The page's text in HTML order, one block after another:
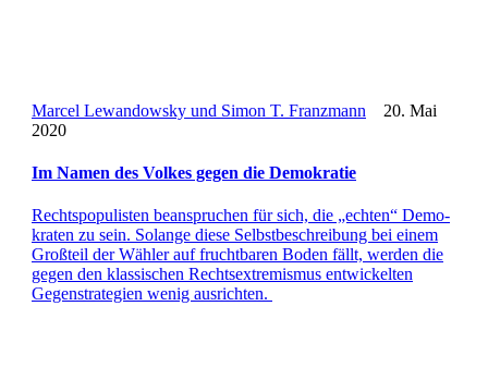
Marcel Lewandowsky und Simon T. Franzmann 20. Mai
2020
Im Namen des Volkes gegen die Demokratie
Rechts­po­pu­lis­ten bean­spru­chen für sich, die „echten“ Demo­
kra­ten zu sein. Solange diese Selbst­be­schrei­bung bei einem
Groß­teil der Wähler auf frucht­ba­ren Boden fällt, werden die
gegen den klas­si­schen Rechts­extre­mis­mus ent­wi­ckel­ten
Gegen­stra­te­gien wenig ausrichten.